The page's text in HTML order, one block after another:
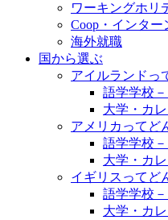
ワーキングホリ
Coop・インター
海外就職
国から選ぶ
アイルランドっ
語学学校
大学・カ
アメリカってど
語学学校
大学・カ
イギリスってど
語学学校
大学・カ